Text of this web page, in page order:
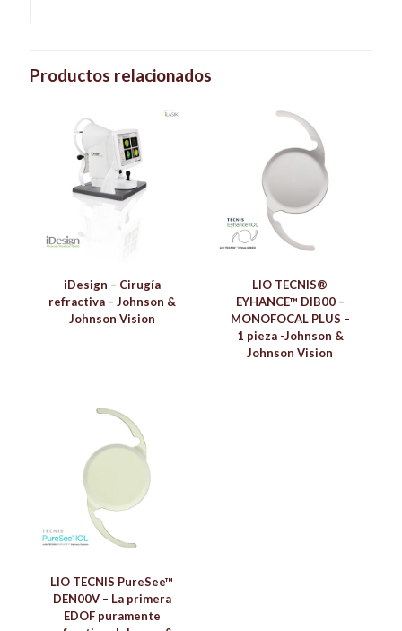
Productos relacionados
iDesign – Cirugía
refractiva – Johnson &
Johnson Vision
LIO TECNIS®
EYHANCE™ DIB00 –
MONOFOCAL PLUS –
1 pieza -Johnson &
Johnson Vision
LIO TECNIS PureSee™
DEN00V – La primera
EDOF puramente